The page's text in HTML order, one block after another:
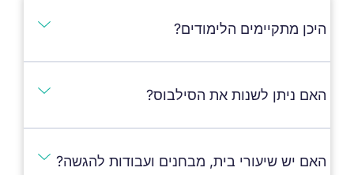
היכן מתקיימים הלימודים?
האם ניתן לשנות את הסילבוס?
האם יש שיעורי בית, מבחנים ועבודות להגשה?